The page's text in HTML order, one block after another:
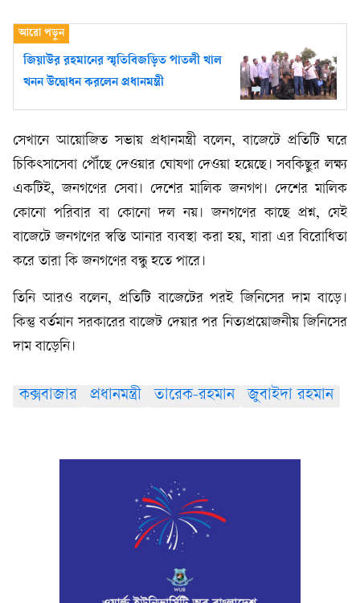
জিয়াউর রহমানের স্মৃতিবিজড়িত পাতলী খাল
খনন উদ্বোধন করলেন প্রধানমন্ত্রী
সেখানে আয়োজিত সভায় প্রধানমন্ত্রী বলেন, বাজেটে প্রতিটি ঘরে
চিকিৎসাসেবা পৌঁছে দেওয়ার ঘোষণা দেওয়া হয়েছে। সবকিছুর লক্ষ্য
একটিই, জনগণের সেবা। দেশের মালিক জনগণ। দেশের মালিক
কোনো পরিবার বা কোনো দল নয়। জনগণের কাছে প্রশ্ন, যেই
বাজেটে জনগণের স্বস্তি আনার ব্যবস্থা করা হয়, যারা এর বিরোধিতা
করে তারা কি জনগণের বন্ধু হতে পারে।
তিনি আরও বলেন, প্রতিটি বাজেটের পরই জিনিসের দাম বাড়ে।
কিন্তু বর্তমান সরকারের বাজেট দেয়ার পর নিত্যপ্রয়োজনীয় জিনিসের
দাম বাড়েনি।
কক্সবাজার প্রধানমন্ত্রী তারেক-রহমান জুবাইদা রহমান